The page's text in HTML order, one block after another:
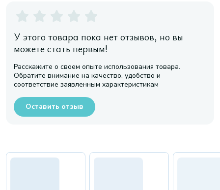
У этого товара пока нет отзывов, но вы
можете стать первым!
Расскажите о своем опыте использования товара.
Обратите внимание на качество, удобство и
соответствие заявленным характеристикам
Оставить отзыв